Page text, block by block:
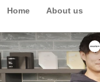
Home About us